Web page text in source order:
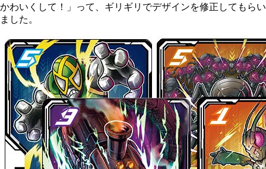
かわいくして！」って、ギリギリでデザインを修正してもらい
ました。